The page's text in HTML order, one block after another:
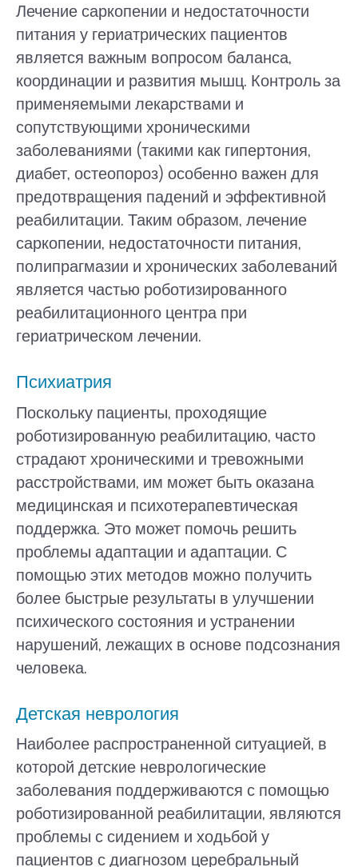
Лечение саркопении и недостаточности
питания у гериатрических пациентов
является важным вопросом баланса,
координации и развития мышц. Контроль за
применяемыми лекарствами и
сопутствующими хроническими
заболеваниями (такими как гипертония,
диабет, остеопороз) особенно важен для
предотвращения падений и эффективной
реабилитации. Таким образом, лечение
саркопении, недостаточности питания,
полипрагмазии и хронических заболеваний
является частью роботизированного
реабилитационного центра при
гериатрическом лечении.
Психиатрия
Поскольку пациенты, проходящие
роботизированную реабилитацию, часто
страдают хроническими и тревожными
расстройствами, им может быть оказана
медицинская и психотерапевтическая
поддержка. Это может помочь решить
проблемы адаптации и адаптации. С
помощью этих методов можно получить
более быстрые результаты в улучшении
психического состояния и устранении
нарушений, лежащих в основе подсознания
человека.
Детская неврология
Наиболее распространенной ситуацией, в
которой детские неврологические
заболевания поддерживаются с помощью
роботизированной реабилитации, являются
проблемы с сидением и ходьбой у
пациентов с диагнозом церебральный